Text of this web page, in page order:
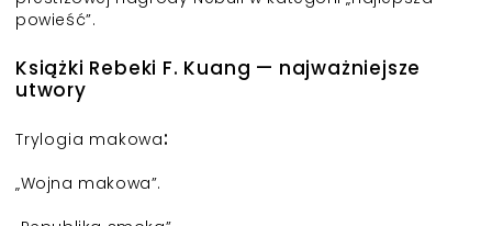
powieść”.
Książki Rebeki F. Kuang — najważniejsze
utwory
Trylogia makowa:
„Wojna makowa”.